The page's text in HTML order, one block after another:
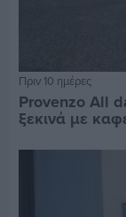
Πριν 10 ημέρες
Provenzo All
ξεκινά με